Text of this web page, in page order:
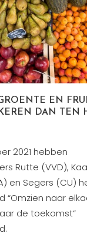
EN
DAN TEN
2021 hebben
Rutte (VVD),
en Segers (CU)
“Omzien naar
de toekomst“